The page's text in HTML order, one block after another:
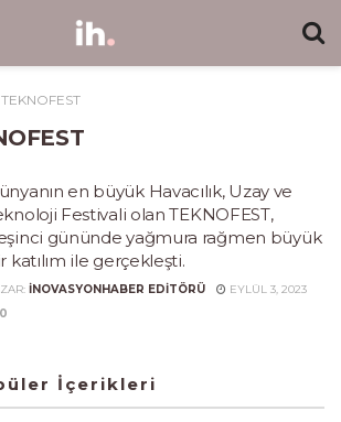
TEKNOFEST
en büyük Havacılık, Uzay ve
Festivali olan TEKNOFEST,
gününde yağmura rağmen büyük
katılım ile gerçekleşti.
INOVASYONHABER EDITÖRÜ
EYLÜL 3, 2023
0
İçerikleri